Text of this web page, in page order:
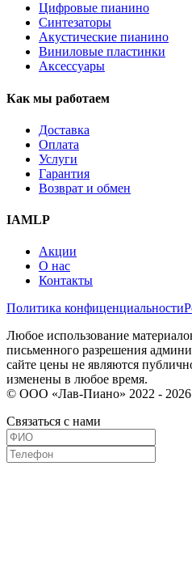
Цифровые пианино
Синтезаторы
Акустические пианино
Виниловые пластинки
Аксессуары
Как мы работаем
Доставка
Оплата
Услуги
Гарантия
Возврат и обмен
IAMLP
Акции
О нас
Контакты
Политика конфиценциальности
Любое использование
письменного разрешения
сайте цены не являются
изменены в любое время.
© ООО «Лав-Пиано» 2022 -
Связаться с нами